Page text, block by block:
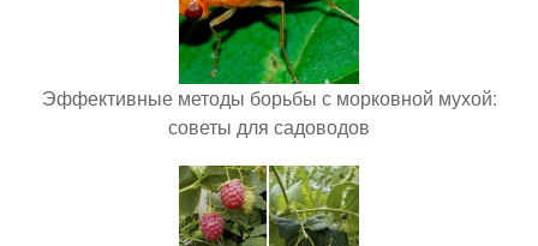
Эффективные методы борьбы с морковной мухой:
советы для садоводов